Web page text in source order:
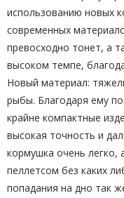
использованию новых
современных
превосходно тонет, а
высоком темпе,
Новый материал:
рыбы. Благодаря ему
крайне компактные
высокая точность и
кормушка очень легко,
пеллетсом без каких
попадания на дно так